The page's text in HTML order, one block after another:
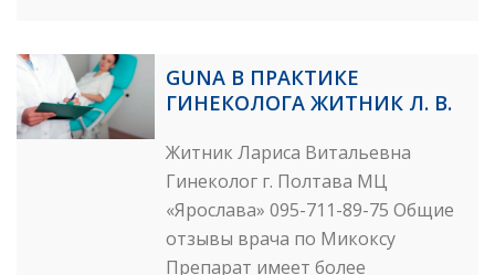
GUNA В ПРАКТИКЕ
ГИНЕКОЛОГА ЖИТНИК Л. В.
Житник Лариса Витальевна
Гинеколог г. Полтава МЦ
«Ярослава» 095-711-89-75 Общие
отзывы врача по Микоксу
Препарат имеет более